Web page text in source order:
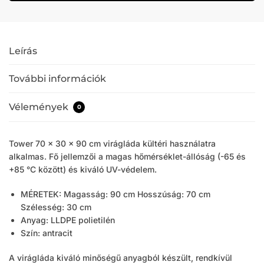
Leírás
További információk
Vélemények 0
Tower 70 x 30 x 90 cm virágláda kültéri használatra
alkalmas. Fő jellemzői a magas hőmérséklet-állóság (-65 és
+85 °C között) és kiváló UV-védelem.
MÉRETEK: Magasság: 90 cm Hosszúság: 70 cm
Szélesség: 30 cm
Anyag: LLDPE polietilén
Szín: antracit
A virágláda kiváló minőségű anyagból készült, rendkívül